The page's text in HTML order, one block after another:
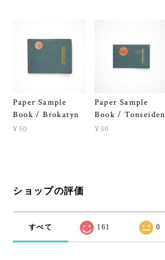
Paper Sample
Book / Brokatyn
¥50
Paper Sample
Book / Tonseiden
¥50
ショップの評価
すべて 161 0